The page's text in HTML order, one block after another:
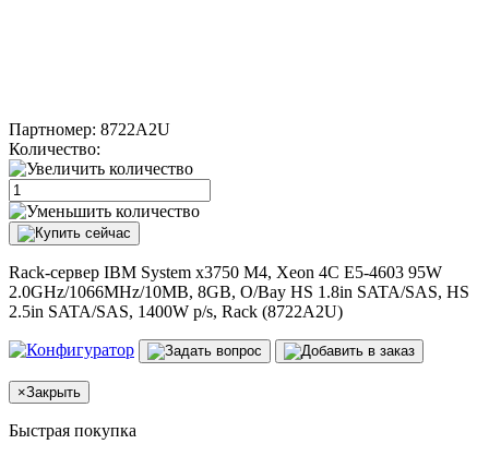
Партномер: 8722A2U
Количество:
Rack-сервер IBM System x3750 M4, Xeon 4C E5-4603 95W
2.0GHz/1066MHz/10MB, 8GB, O/Bay HS 1.8in SATA/SAS, HS
2.5in SATA/SAS, 1400W p/s, Rack (8722A2U)
×Закрыть
Быстрая покупка